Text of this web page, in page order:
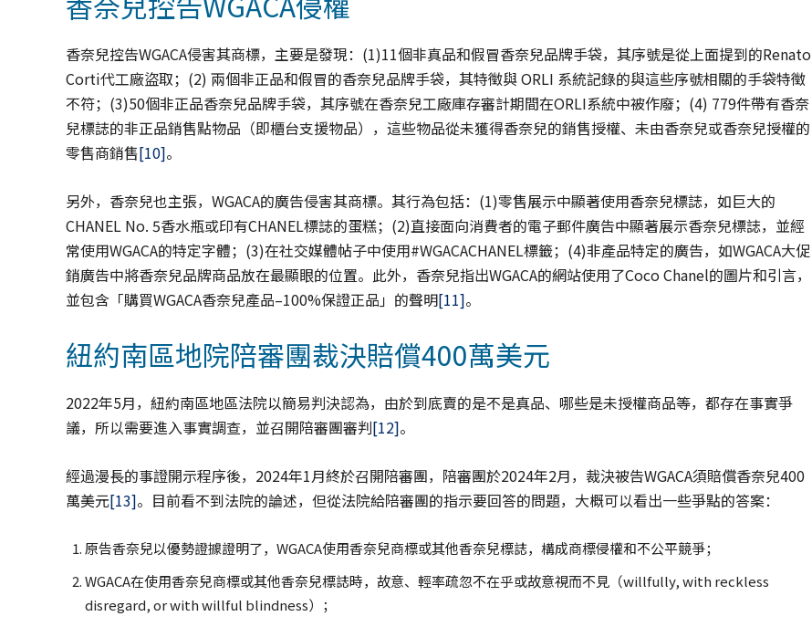
香奈兒控告WGACA侵害其商標，主要是發現：(1)11個非真品和假冒香奈兒品牌手袋，其序號是從上面提到的Renato
Corti代工廠盜取；(2) 兩個非正品和假冒的香奈兒品牌手袋，其特徵與 ORLI 系統記錄的與這些序號相關的手袋特徵
不符；(3)50個非正品香奈兒品牌手袋，其序號在香奈兒工廠庫存審計期間在ORLI系統中被作廢；(4) 779件帶有香奈
兒標誌的非正品銷售點物品（即櫃台支援物品），這些物品從未獲得香奈兒的銷售授權、未由香奈兒或香奈兒授權的
零售商銷售[10]。
另外，香奈兒也主張，WGACA的廣告侵害其商標。其行為包括：(1)零售展示中顯著使用香奈兒標誌，如巨大的
CHANEL No. 5香水瓶或印有CHANEL標誌的蛋糕；(2)直接面向消費者的電子郵件廣告中顯著展示香奈兒標誌，並經
常使用WGACA的特定字體；(3)在社交媒體帖子中使用#WGACACHANEL標籤；(4)非產品特定的廣告，如WGACA大促
銷廣告中將香奈兒品牌商品放在最顯眼的位置。此外，香奈兒指出WGACA的網站使用了Coco Chanel的圖片和引言，
並包含「購買WGACA香奈兒產品–100%保證正品」的聲明[11]。
紐約南區地院陪審團裁決賠償400萬美元
2022年5月，紐約南區地區法院以簡易判決認為，由於到底賣的是不是真品、哪些是未授權商品等，都存在事實爭
議，所以需要進入事實調查，並召開陪審團審判[12]。
經過漫長的事證開示程序後，2024年1月終於召開陪審團，陪審團於2024年2月，裁決被告WGACA須賠償香奈兒400
萬美元[13]。目前看不到法院的論述，但從法院給陪審團的指示要回答的問題，大概可以看出一些爭點的答案：
原告香奈兒以優勢證據證明了，WGACA使用香奈兒商標或其他香奈兒標誌，構成商標侵權和不公平競爭；
WGACA在使用香奈兒商標或其他香奈兒標誌時，故意、輕率疏忽不在乎或故意視而不見（willfully, with reckless
disregard, or with willful blindness）；